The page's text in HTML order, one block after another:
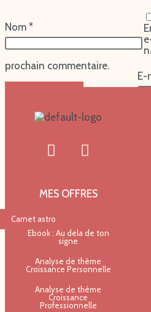
Nom *
E-
prochain commentaire.
MES OFFRES
Carnet astro
Ebook : Au dela de ton
signe
Analyse de thème
Croissance Personnelle
Analyse de thème
Croissance
Professionnelle